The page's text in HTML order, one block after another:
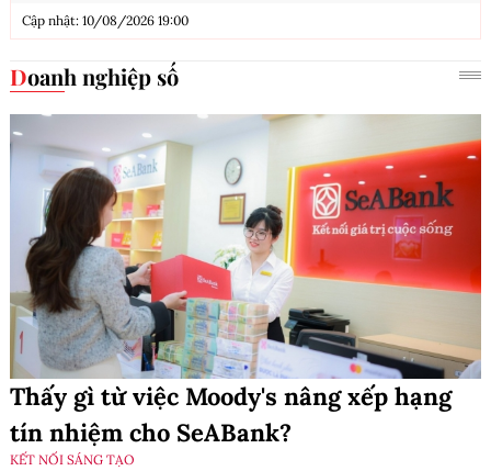
Cập nhật: 10/08/2026 19:00
Doanh nghiệp số
Thấy gì từ việc Moody's nâng xếp hạng
tín nhiệm cho SeABank?
KẾT NỐI SÁNG TẠO